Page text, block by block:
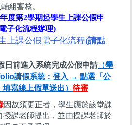
組審核。
度第2學期起學生上課公假申
子化流程辦理)
上課公假電子化流程(請點
日前進入系統完成公假申請 （學
請假系統：登入 → 點選「公
寫線上假單送出） 待審
因故須更正者，學生應於該堂課
授課老師提出，並由授課老師於